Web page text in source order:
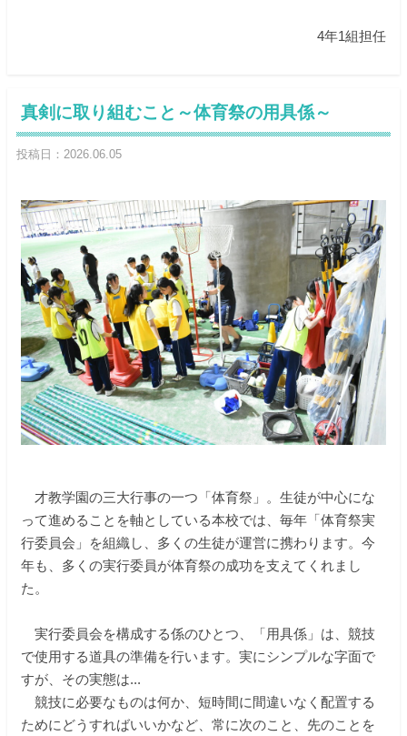
4年1組担任
真剣に取り組むこと～体育祭の用具係～
投稿日：2026.06.05
才教学園の三大行事の一つ「体育祭」。生徒が中心にな
って進めることを軸としている本校では、毎年「体育祭実
行委員会」を組織し、多くの生徒が運営に携わります。今
年も、多くの実行委員が体育祭の成功を支えてくれまし
た。
実行委員会を構成する係のひとつ、「用具係」は、競技
で使用する道具の準備を行います。実にシンプルな字面で
すが、その実態は...
競技に必要なものは何か、短時間に間違いなく配置する
ためにどうすればいいかなど、常に次のこと、先のことを